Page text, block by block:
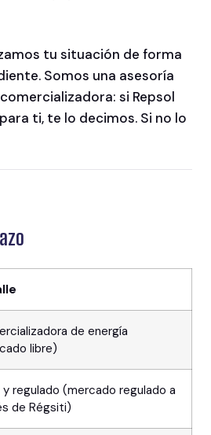
tu situación de forma
Somos una asesoría
si Repsol
ti, te lo decimos. Si no lo
de energía
libre)
y regulado (mercado regulado a
de Régsiti)